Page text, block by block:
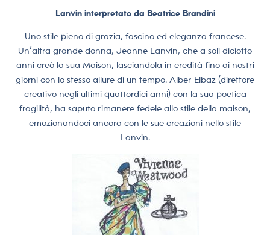
Lanvin interpretato da Beatrice Brandini
Uno stile pieno di grazia, fascino ed eleganza francese.
Un’altra grande donna, Jeanne Lanvin, che a soli diciotto
anni creò la sua Maison, lasciandola in eredità fino ai nostri
giorni con lo stesso allure di un tempo. Alber Elbaz (direttore
creativo negli ultimi quattordici anni) con la sua poetica
fragilità, ha saputo rimanere fedele allo stile della maison,
emozionandoci ancora con le sue creazioni nello stile
Lanvin.